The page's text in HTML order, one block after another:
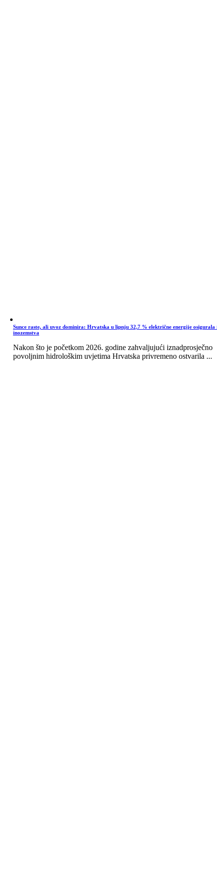
Sunce raste, ali uvoz dominira: Hrvatska u lipnju 32,7 % električne energije osigurala
inozemstva
Nakon što je početkom 2026. godine zahvaljujući iznadprosječno
povoljnim hidrološkim uvjetima Hrvatska privremeno ostvarila ...